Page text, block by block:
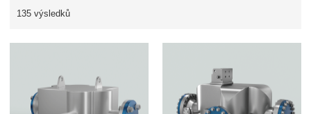
135 výsledků